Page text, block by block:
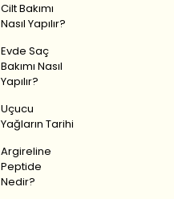
Cilt Bakımı
Nasıl Yapılır?
Evde Saç
Bakımı Nasıl
Yapılır?
Uçucu
Yağların Tarihi
Argireline
Peptide
Nedir?